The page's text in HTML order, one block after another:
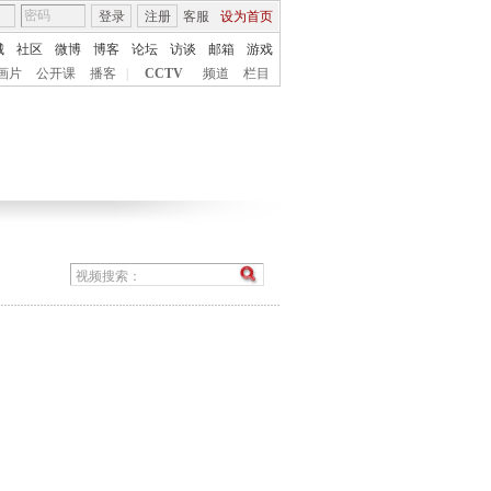
客服 设为首页
登录 注册
社区 微博 博客 论坛 访谈 邮箱
游戏
片
公开课 播客 CCTV 频道 栏目